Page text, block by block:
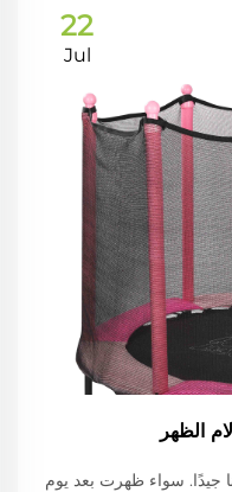
22
Jul
الظهر
جيدًا. سواء ظهرت بعد يوم